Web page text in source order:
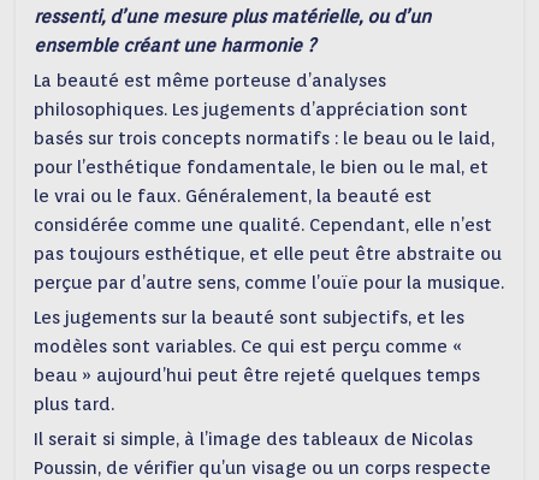
ressenti, d’une mesure plus matérielle, ou d’un
ensemble créant une harmonie ?
La beauté est même porteuse d’analyses
philosophiques. Les jugements d’appréciation sont
basés sur trois concepts normatifs : le beau ou le laid,
pour l’esthétique fondamentale, le bien ou le mal, et
le vrai ou le faux. Généralement, la beauté est
considérée comme une qualité. Cependant, elle n’est
pas toujours esthétique, et elle peut être abstraite ou
perçue par d’autre sens, comme l’ouïe pour la musique.
Les jugements sur la beauté sont subjectifs, et les
modèles sont variables. Ce qui est perçu comme «
beau » aujourd’hui peut être rejeté quelques temps
plus tard.
Il serait si simple, à l’image des tableaux de Nicolas
Poussin, de vérifier qu’un visage ou un corps respecte